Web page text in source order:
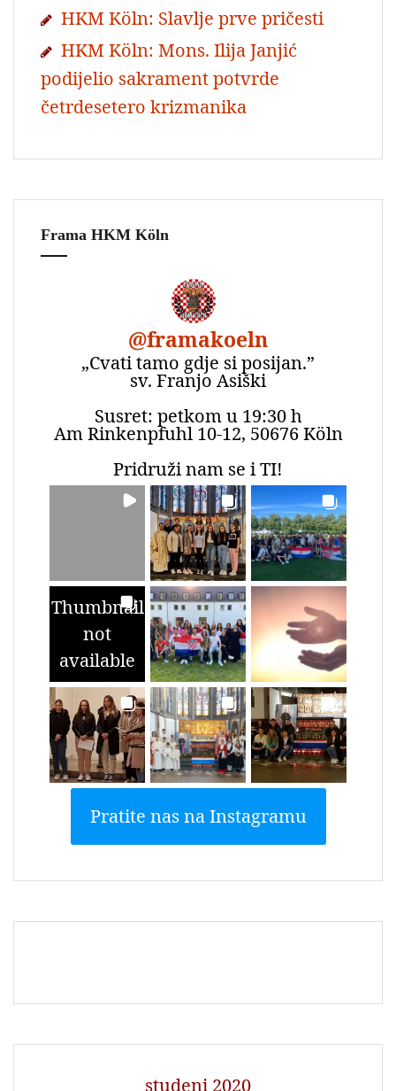
HKM Köln: Slavlje prve pričesti
HKM Köln: Mons. Ilija Janjić
podijelio sakrament potvrde
četrdesetero krizmanika
Frama HKM Köln
@framakoeln
„Cvati tamo gdje si posijan.”
sv. Franjo Asiški
Susret: petkom u 19:30 h
Am Rinkenpfuhl 10-12, 50676 Köln
Pridruži nam se i TI!
Thumbnail
not
available
Pratite nas na Instagramu
studeni 2020